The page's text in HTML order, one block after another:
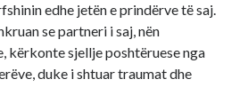
edhe jetën e prindërve të saj.
se partneri i saj, nën
kërkonte sjellje poshtëruese nga
duke i shtuar traumat dhe